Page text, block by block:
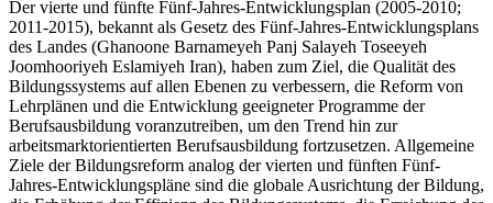
Der vierte und fünfte Fünf-Jahres-Entwicklungsplan (2005-2010;
2011-2015), bekannt als Gesetz des Fünf-Jahres-Entwicklungsplans
des Landes (Ghanoone Barnameyeh Panj Salayeh Toseeyeh
Joomhooriyeh Eslamiyeh Iran), haben zum Ziel, die Qualität des
Bildungssystems auf allen Ebenen zu verbessern, die Reform von
Lehrplänen und die Entwicklung geeigneter Programme der
Berufsausbildung voranzutreiben, um den Trend hin zur
arbeitsmarktorientierten Berufsausbildung fortzusetzen. Allgemeine
Ziele der Bildungsreform analog der vierten und fünften Fünf-
Jahres-Entwicklungspläne sind die globale Ausrichtung der Bildung,